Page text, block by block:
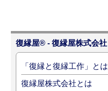
復縁屋® - 復縁屋株式会社
「復縁と復縁工作」とは
復縁屋株式会社とは